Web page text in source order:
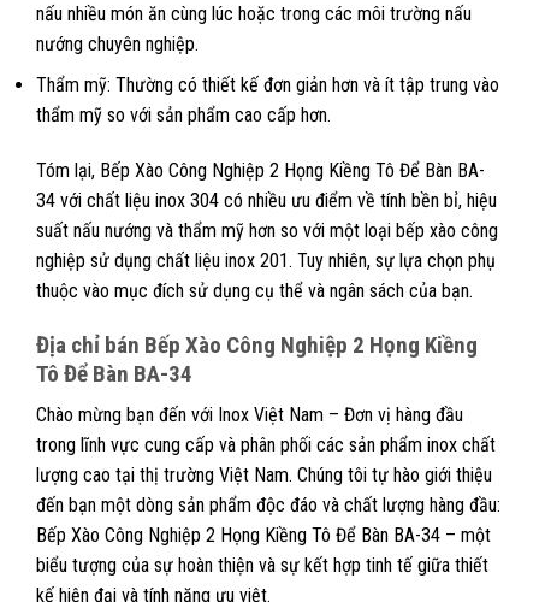
nấu nhiều món ăn cùng lúc hoặc trong các môi trường nấu
nướng chuyên nghiệp.
Thẩm mỹ: Thường có thiết kế đơn giản hơn và ít tập trung vào
thẩm mỹ so với sản phẩm cao cấp hơn.
Tóm lại, Bếp Xào Công Nghiệp 2 Họng Kiềng Tô Để Bàn BA-
34 với chất liệu inox 304 có nhiều ưu điểm về tính bền bỉ, hiệu
suất nấu nướng và thẩm mỹ hơn so với một loại bếp xào công
nghiệp sử dụng chất liệu inox 201. Tuy nhiên, sự lựa chọn phụ
thuộc vào mục đích sử dụng cụ thể và ngân sách của bạn.
Địa chỉ bán Bếp Xào Công Nghiệp 2 Họng Kiềng
Tô Để Bàn BA-34
Chào mừng bạn đến với Inox Việt Nam – Đơn vị hàng đầu
trong lĩnh vực cung cấp và phân phối các sản phẩm inox chất
lượng cao tại thị trường Việt Nam. Chúng tôi tự hào giới thiệu
đến bạn một dòng sản phẩm độc đáo và chất lượng hàng đầu:
Bếp Xào Công Nghiệp 2 Họng Kiềng Tô Để Bàn BA-34 – một
biểu tượng của sự hoàn thiện và sự kết hợp tinh tế giữa thiết
kế hiện đại và tính năng ưu việt.